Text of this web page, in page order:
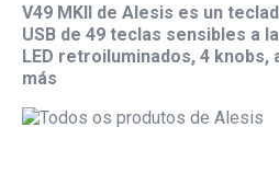
V49 MKII de Alesis es un
USB de 49 teclas sensibles a
LED retroiluminados, 4 knobs,
más